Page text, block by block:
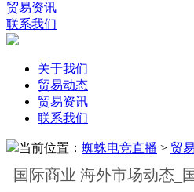
贸易资讯
联系我们
关于我们
贸易动态
贸易资讯
联系我们
当前位置： 蜘蛛电竞直播 > 贸
国际商业 海外市场动态_